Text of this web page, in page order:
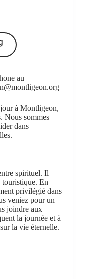
au
à Montligeon,
Nous sommes
dans
spirituel. Il
touristique. En
privilégié dans
veniez pour un
joindre aux
la journée et à
la vie éternelle.